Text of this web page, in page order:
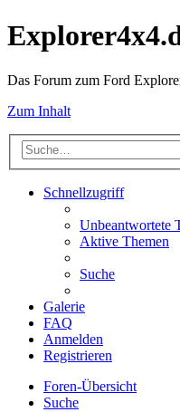
Das Forum zum Ford
Zum Inhalt
Schnellzugriff
Unbeantwortete
Aktive Themen
Suche
Galerie
FAQ
Anmelden
Registrieren
Foren-Übersicht
Suche